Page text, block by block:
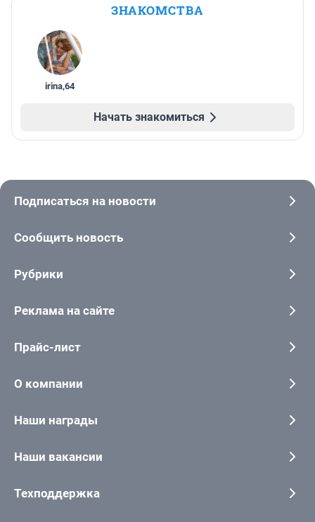
ЗНАКОМСТВА
irina,64
Начать знакомиться
Подписаться на новости
Сообщить новость
Рубрики
Реклама на сайте
Прайс-лист
О компании
Наши награды
Наши вакансии
Техподдержка